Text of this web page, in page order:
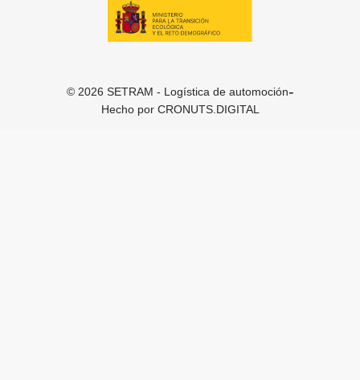
© 2026 SETRAM - Logística de automoción-
Hecho por CRONUTS.DIGITAL